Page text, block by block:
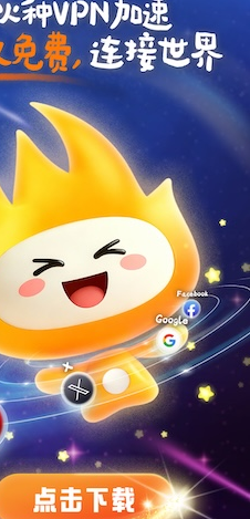
反对
反对[0]
旋风加速器
八戒看书
官网 outline
ios加速器
加速器
黑洞加速官网